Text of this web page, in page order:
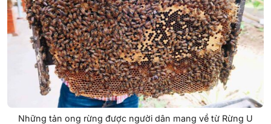
Những tản ong rừng được người dân mang về từ Rừng U